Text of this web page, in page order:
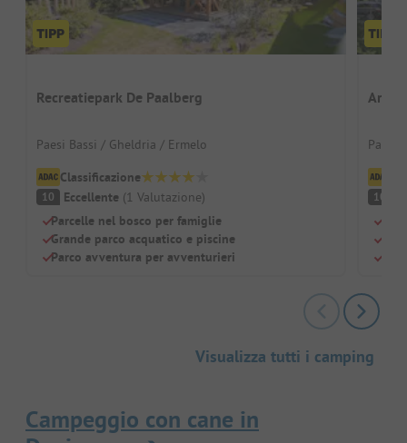
Recreatiepark De Paalberg
Paesi Bassi / Gheldria / Ermelo
Classificazione
10 Eccellente (1 Valutazione)
Parcelle nel bosco per famiglie
Grande parco acquatico e piscine
Parco avventura per avventurieri
Paesi
10
Visualizza tutti i camping
Campeggio con cane in